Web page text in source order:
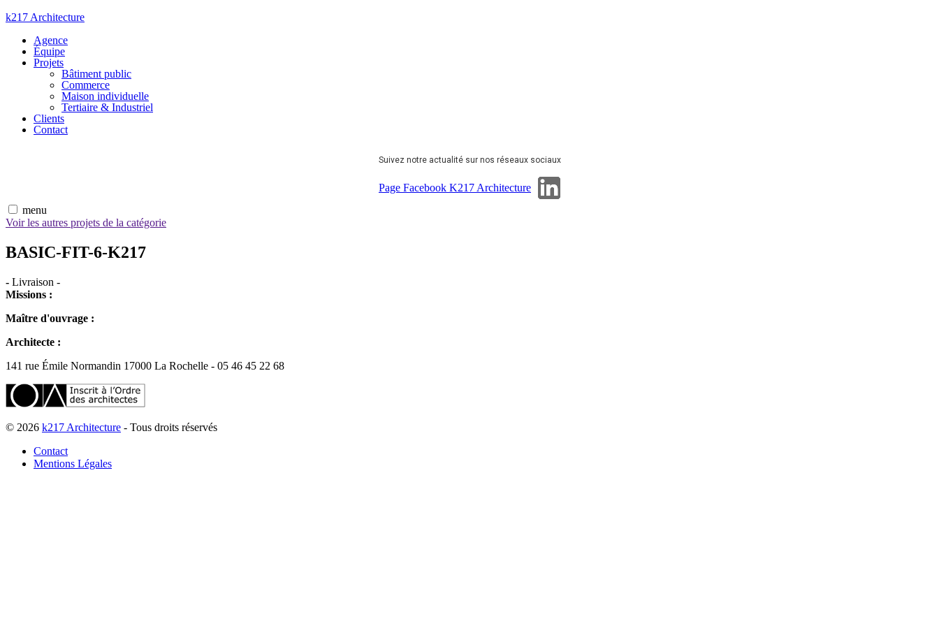
Aller
contenu
k217 Architecture
Agence
Équipe
Projets
Bâtiment public
Commerce
Maison individuelle
Tertiaire & Industriel
Clients
Contact
Suivez notre actualité sur nos réseaux sociaux
Page Facebook K217 Architecture
menu
Voir les autres projets de la catégorie
BASIC-FIT-6-K217
- Livraison -
Missions :
Maître d'ouvrage :
Architecte :
141 rue Émile Normandin 17000 La Rochelle - 05 46 45 22 68
© 2026 k217 Architecture - Tous droits réservés
Contact
Mentions Légales